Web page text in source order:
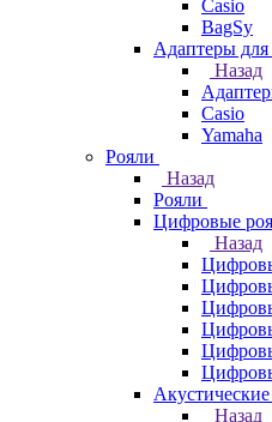
Casio
BagSy
Адаптеры
Назад
Casio
Yamaha
Рояли
Назад
Рояли
Цифровые
Назад
Назад